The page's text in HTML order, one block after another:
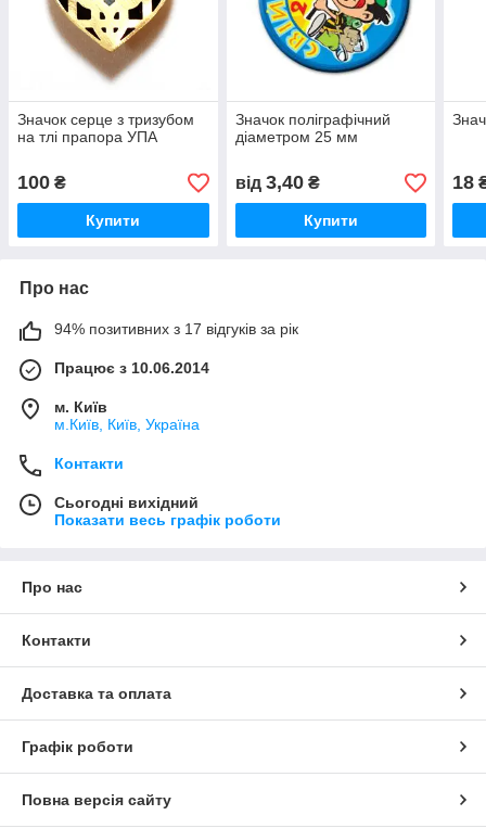
Значок серце з тризубом
на тлі прапора УПА
100 ₴
Купити
Значок поліграфічний
діаметром 25 мм
від 3,40₴
Купити
18
Про нас
94% позитивних з 17 відгуків за рік
Працює з 10.06.2014
м. Київ
м.Київ, Київ, Україна
Контакти
Сьогодні вихідний
Показати весь графік роботи
Про нас
Контакти
Доставка та оплата
Графік роботи
Повна версія сайту